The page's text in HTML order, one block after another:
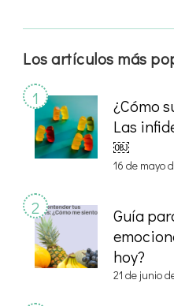
Los artículos más
¿Cómo
Las
￼
16 de mayo
Guía
hoy?
21 de junio